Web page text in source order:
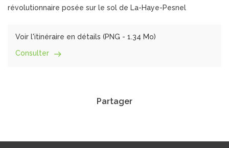
révolutionnaire posée sur le sol de La-Haye-Pesnel
Voir l'itinéraire en détails (PNG - 1.34 Mo)
Consulter
Partager